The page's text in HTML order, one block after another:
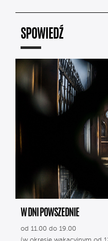
SPOWIEDŹ
W DNI POWSZEDNIE
od 11.00 do 19.00